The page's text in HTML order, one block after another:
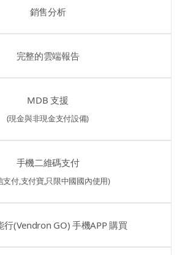
銷售分析
完整的雲端報告
MDB 支援
(現金與非現金支付設備)
手機二維碼支付
支付,支付寶,只限中國國內使用)
行(Vendron GO) 手機APP 購買